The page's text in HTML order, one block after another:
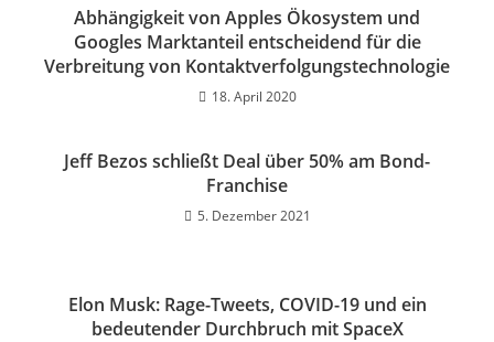
Abhängigkeit von Apples Ökosystem und
Googles Marktanteil entscheidend für die
Verbreitung von Kontaktverfolgungstechnologie
18. April 2020
Jeff Bezos schließt Deal über 50% am Bond-
Franchise
5. Dezember 2021
Elon Musk: Rage-Tweets, COVID-19 und ein
bedeutender Durchbruch mit SpaceX